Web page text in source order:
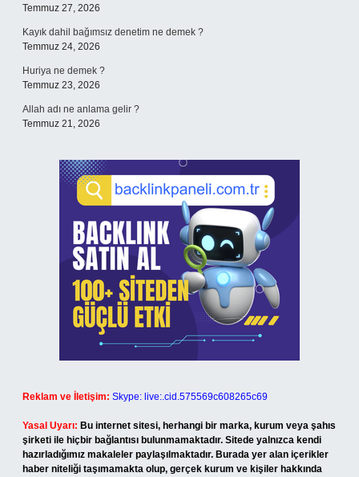
Temmuz 27, 2026
Kayık dahil bağımsız denetim ne demek ?
Temmuz 24, 2026
Huriya ne demek ?
Temmuz 23, 2026
Allah adı ne anlama gelir ?
Temmuz 21, 2026
Reklam ve İletişim: Skype: live:.cid.575569c608265c69
Yasal Uyarı: Bu internet sitesi, herhangi bir marka, kurum veya şahıs
şirketi ile hiçbir bağlantısı bulunmamaktadır. Sitede yalnızca kendi
hazırladığımız makaleler paylaşılmaktadır. Burada yer alan içerikler
haber niteliği taşımamakta olup, gerçek kurum ve kişiler hakkında